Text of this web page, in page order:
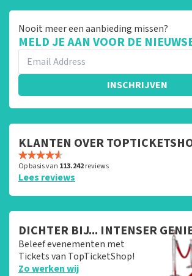
Nooit meer een aanbieding missen?
MELD JE AAN VOOR DE
INSCHRIJVEN
KLANTEN OVER
Op basis van 113.242reviews
Lees reviews
DICHTER BIJ... INTENSER
Beleef evenementen met
Tickets van TopTicketShop!
Zo werken wij